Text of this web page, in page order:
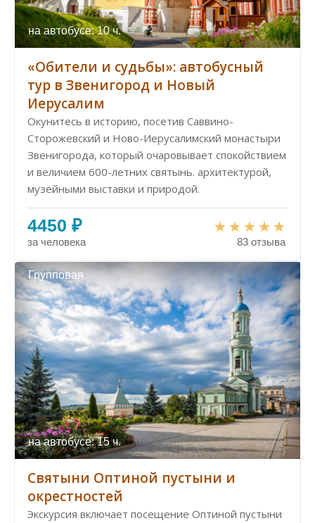
на автобусе: 10 ч.
«Обители и судьбы»: автобусный
тур в Звенигород и Новый
Иерусалим
Окунитесь в историю, посетив Саввино-
Сторожевский и Ново-Иерусалимский монастыри
Звенигорода, который очаровывает спокойствием
и величием 600-летних святынь. архитектурой,
музейными выставки и природой.
4450 ₽
за человека 83 отзыва
Групповая
на автобусе: 15 ч.
Святыни Оптиной пустыни и
окрестностей
Экскурсия включает посещение Оптиной пустыни